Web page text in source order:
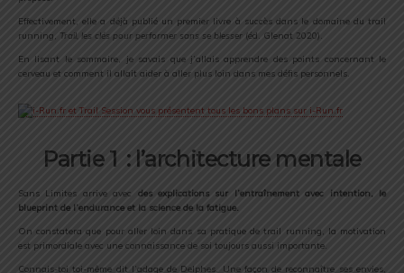
Effectivement, elle a déjà publié un premier livre à succès dans le domaine du trail
running, Trail, les clés pour performer sans se blesser (éd. Glenat 2020).
En lisant le sommaire, je savais que j’allais apprendre des points concernant le
cerveau et comment il allait aider à aller plus loin dans mes défis personnels.
Partie 1 : l’architecture mentale
Sans Limites arrive avec des explications sur l’entraînement avec intention, le
blueprint de l’endurance et la science de la fatigue.
On constatera que pour aller loin dans sa pratique de trail running, la motivation
est primordiale avec une connaissance de soi toujours aussi importante.
Connais-toi toi-même dit l’adage de Delphes. Une façon de reconnaître ses envies,